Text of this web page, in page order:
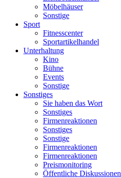
Möbelhäuser
Sonstige
Sport
Fitnesscenter
Sportartikelhandel
Unterhaltung
Kino
Bühne
Events
Sonstige
Sonstiges
Sie haben das Wort
Sonstiges
Firmenreaktionen
Sonstiges
Sonstige
Firmenreaktionen
Firmenreaktionen
Preismonitoring
Öffentliche Diskussionen